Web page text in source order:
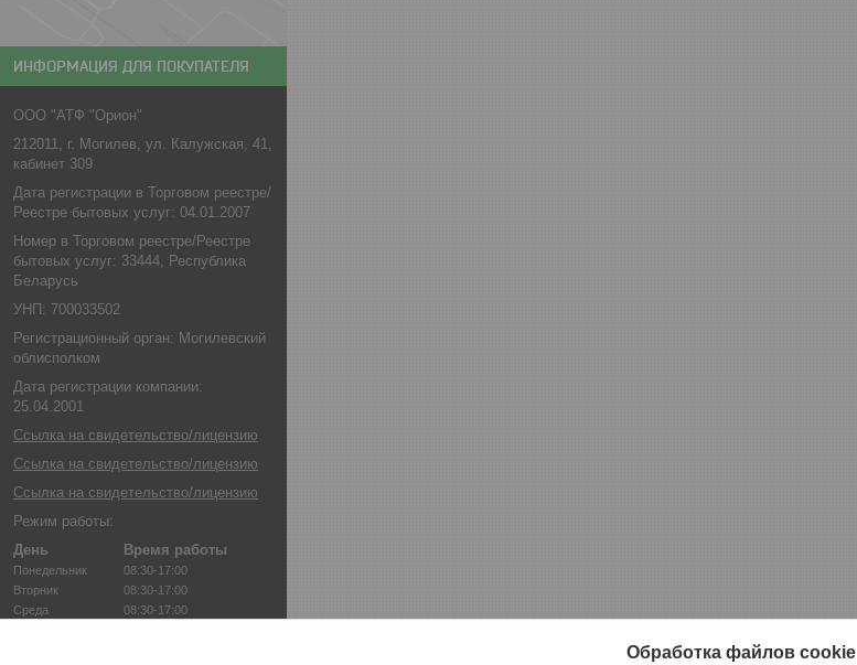
ИНФОРМАЦИЯ ДЛЯ ПОКУПАТЕЛЯ
ООО "АТФ "Орион"
212011, г. Могилев, ул. Калужская, 41,
кабинет 309
Дата регистрации в Торговом реестре/
Реестре бытовых услуг: 04.01.2007
Номер в Торговом реестре/Реестре
бытовых услуг: 33444, Республика
Беларусь
УНП: 700033502
Регистрационный орган: Могилевский
облисполком
Дата регистрации компании:
25.04.2001
Ссылка на свидетельство/лицензию
Ссылка на свидетельство/лицензию
Ссылка на свидетельство/лицензию
Режим работы:
День
Время работы
Понедельник
08:30-17:00
Вторник
08:30-17:00
Среда
08:30-17:00
Обработка файлов cookie